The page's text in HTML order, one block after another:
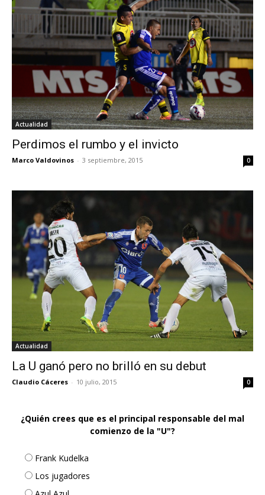
Actualidad
Perdimos el rumbo y el invicto
Marco Valdovinos - 3 septiembre, 2015 0
Actualidad
La U ganó pero no brilló en su debut
Claudio Cáceres - 10 julio, 2015 0
¿Quién crees que es el principal responsable del mal
comienzo de la "U"?
Frank Kudelka
Los jugadores